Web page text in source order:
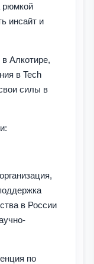
рюмкой
инсайт и
Алкотире,
в Tech
силы в
в России
по